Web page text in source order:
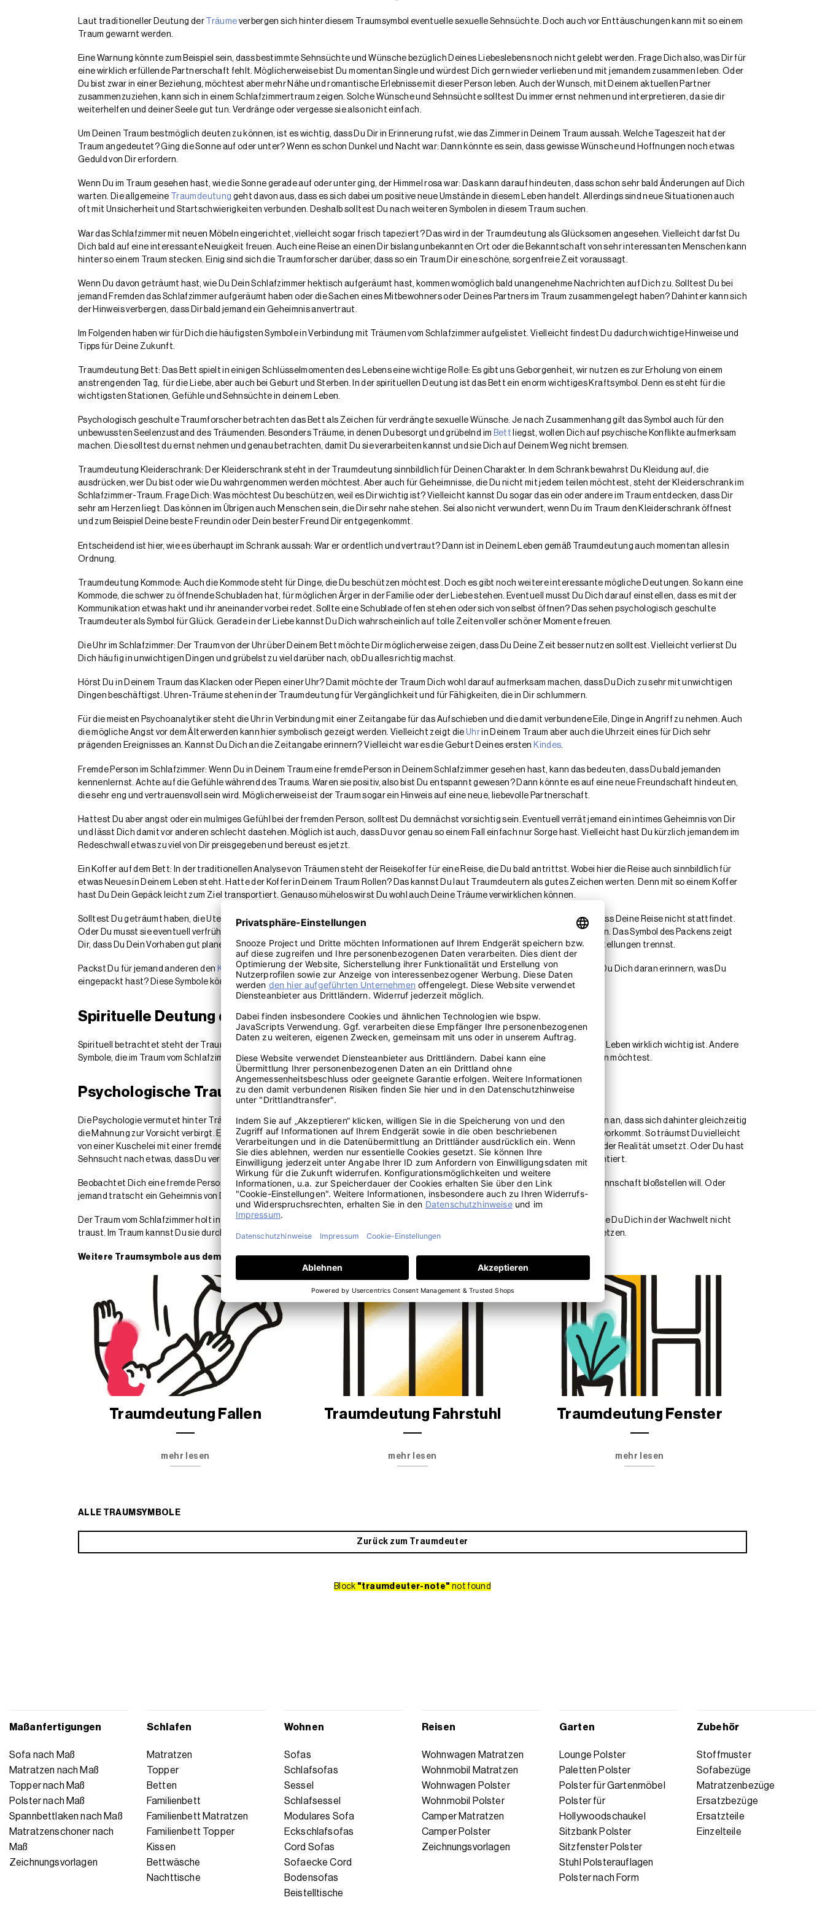
Laut traditioneller Deutung der Träume verbergen sich hinter diesem Traumsymbol eventuelle sexuelle Sehnsüchte. Doch auch vor Enttäuschungen kann mit so einem
Traum gewarnt werden.
Eine Warnung könnte zum Beispiel sein, dass bestimmte Sehnsüchte und Wünsche bezüglich Deines Liebeslebens noch nicht gelebt werden. Frage Dich also, was Dir für
eine wirklich erfüllende Partnerschaft fehlt. Möglicherweise bist Du momentan Single und würdest Dich gern wieder verlieben und mit jemandem zusammen leben. Oder
Du bist zwar in einer Beziehung, möchtest aber mehr Nähe und romantische Erlebnisse mit dieser Person leben. Auch der Wunsch, mit Deinem aktuellen Partner
zusammenzuziehen, kann sich in einem Schlafzimmertraum zeigen. Solche Wünsche und Sehnsüchte solltest Du immer ernst nehmen und interpretieren, da sie dir
weiterhelfen und deiner Seele gut tun. Verdränge oder vergesse sie also nicht einfach.
Um Deinen Traum bestmöglich deuten zu können, ist es wichtig, dass Du Dir in Erinnerung rufst, wie das Zimmer in Deinem Traum aussah. Welche Tageszeit hat der
Traum angedeutet? Ging die Sonne auf oder unter? Wenn es schon Dunkel und Nacht war: Dann könnte es sein, dass gewisse Wünsche und Hoffnungen noch etwas
Geduld von Dir erfordern.
Wenn Du im Traum gesehen hast, wie die Sonne gerade auf oder unter ging, der Himmel rosa war: Das kann darauf hindeuten, dass schon sehr bald Änderungen auf Dich
warten. Die allgemeine
Traumdeutung geht davon aus, dass es sich dabei um positive neue Umstände in diesem Leben handelt. Allerdings sind neue Situationen auch
oft mit Unsicherheit und Startschwierigkeiten verbunden. Deshalb solltest Du nach weiteren Symbolen in diesem Traum suchen.
War das Schlafzimmer mit neuen Möbeln eingerichtet, vielleicht sogar frisch tapeziert? Das wird in der Traumdeutung als Glücksomen angesehen. Vielleicht darfst Du
Dich bald auf eine interessante Neuigkeit freuen. Auch eine Reise an einen Dir bislang unbekannten Ort oder die Bekanntschaft von sehr interessanten Menschen kann
hinter so einem Traum stecken. Einig sind sich die Traumforscher darüber, dass so ein Traum Dir eine schöne, sorgenfreie Zeit voraussagt.
Wenn Du davon geträumt hast, wie Du Dein Schlafzimmer hektisch aufgeräumt hast, kommen womöglich bald unangenehme Nachrichten auf Dich zu. Solltest Du bei
jemand Fremden das Schlafzimmer aufgeräumt haben oder die Sachen eines Mitbewohners oder Deines Partners im Traum zusammengelegt haben? Dahinter kann sich
der Hinweis verbergen, dass Dir bald jemand ein Geheimnis anvertraut.
Im Folgenden haben wir für Dich die häufigsten Symbole in Verbindung mit Träumen vom Schlafzimmer aufgelistet. Vielleicht findest Du dadurch wichtige Hinweise und
Tipps für Deine Zukunft.
Traumdeutung Bett: Das Bett spielt in einigen Schlüsselmomenten des Lebens eine wichtige Rolle: Es gibt uns Geborgenheit, wir nutzen es zur Erholung von einem
anstrengenden Tag, für die Liebe, aber auch bei Geburt und Sterben. In der spirituellen Deutung ist das Bett ein enorm wichtiges Kraftsymbol. Denn es steht für die
wichtigsten Stationen, Gefühle und Sehnsüchte in deinem Leben.
Psychologisch geschulte Traumforscher betrachten das Bett als Zeichen für verdrängte sexuelle Wünsche. Je nach Zusammenhang gilt das Symbol auch für den
unbewussten Seelenzustand des Träumenden. Besonders Träume, in denen Du besorgt und grübelnd im Bett liegst, wollen Dich auf psychische Konflikte aufmerksam
machen. Die solltest du ernst nehmen und genau betrachten, damit Du sie verarbeiten kannst und sie Dich auf Deinem Weg nicht bremsen.
Traumdeutung Kleiderschrank: Der Kleiderschrank steht in der Traumdeutung sinnbildlich für Deinen Charakter. In dem Schrank bewahrst Du Kleidung auf, die
ausdrücken, wer Du bist oder wie Du wahrgenommen werden möchtest. Aber auch für Geheimnisse, die Du nicht mit jedem teilen möchtest, steht der Kleiderschrank im
Schlafzimmer-Traum. Frage Dich: Was möchtest Du beschützen, weil es Dir wichtig ist? Vielleicht kannst Du sogar das ein oder andere im Traum entdecken, dass Dir
sehr am Herzen liegt. Das können im Übrigen auch Menschen sein, die Dir sehr nahe stehen. Sei also nicht verwundert, wenn Du im Traum den Kleiderschrank öffnest
und zum Beispiel Deine beste Freundin oder Dein bester Freund Dir entgegenkommt.
Entscheidend ist hier, wie es überhaupt im Schrank aussah: War er ordentlich und vertraut? Dann ist in Deinem Leben gemäß Traumdeutung auch momentan alles in
Ordnung.
Traumdeutung Kommode: Auch die Kommode steht für Dinge, die Du beschützen möchtest. Doch es gibt noch weitere interessante mögliche Deutungen. So kann eine
Kommode, die schwer zu öffnende Schubladen hat, für möglichen Ärger in der Familie oder der Liebe stehen. Eventuell musst Du Dich darauf einstellen, dass es mit der
Kommunikation etwas hakt und ihr aneinander vorbei redet. Sollte eine Schublade offen stehen oder sich von selbst öffnen? Das sehen psychologisch geschulte
Traumdeuter als Symbol für Glück. Gerade in der Liebe kannst Du Dich wahrscheinlich auf tolle Zeiten voller schöner Momente freuen.
Die Uhr im Schlafzimmer: Der Traum von der Uhr über Deinem Bett möchte Dir möglicherweise zeigen, dass Du Deine Zeit besser nutzen solltest. Vielleicht verlierst Du
Dich häufig in unwichtigen Dingen und grübelst zu viel darüber nach, ob Du alles richtig machst.
Hörst Du in Deinem Traum das Klacken oder Piepen einer Uhr? Damit möchte der Traum Dich wohl darauf aufmerksam machen, dass Du Dich zu sehr mit unwichtigen
Dingen beschäftigst. Uhren-Träume stehen in der Traumdeutung für Vergänglichkeit und für Fähigkeiten, die in Dir schlummern.
Für die meisten Psychoanalytiker steht die Uhr in Verbindung mit einer Zeitangabe für das Aufschieben und die damit verbundene Eile, Dinge in Angriff zu nehmen. Auch
die mögliche Angst vor dem Älterwerden kann hier symbolisch gezeigt werden. Vielleicht zeigt die Uhrin Deinem Traum aber auch die Uhrzeit eines für Dich sehr
prägenden Ereignisses an. Kannst Du Dich an die Zeitangabe erinnern? Vielleicht war es die Geburt Deines ersten Kindes.
Fremde Person im Schlafzimmer: Wenn Du in Deinem Traum eine fremde Person in Deinem Schlafzimmer gesehen hast, kann das bedeuten, dass Du bald jemanden
kennenlernst. Achte auf die Gefühle während des Traums. Waren sie positiv, also bist Du entspannt gewesen? Dann könnte es auf eine neue Freundschaft hindeuten,
die sehr eng und vertrauensvoll sein wird. Möglicherweise ist der Traum sogar ein Hinweis auf eine neue, liebevolle Partnerschaft.
Hattest Du aber angst oder ein mulmiges Gefühl bei der fremden Person, solltest Du demnächst vorsichtig sein. Eventuell verrät jemand ein intimes Geheimnis von Dir
und lässt Dich damit vor anderen schlecht dastehen. Möglich ist auch, dass Du vor genau so einem Fall einfach nur Sorge hast. Vielleicht hast Du kürzlich jemandem im
Redeschwall etwas zu viel von Dir preisgegeben und bereust es jetzt.
Ein Koffer auf dem Bett: In der traditionellen Analyse von Träumen steht der Reisekoffer für eine Reise, die Du bald antrittst. Wobei hier die Reise auch sinnbildlich für
etwas Neues in Deinem Leben steht. Hatte der Koffer in Deinem Traum Rollen? Das kannst Du laut Traumdeutern als gutes Zeichen werten. Denn mit so einem Koffer
hast Du Dein Gepäck leicht zum Ziel transportiert. Genauso mühelos wirst Du wohl auch Deine Träume verwirklichen können.
Solltest Du geträumt haben, die Utensilien und Wäsche vor lauter Zeitdruck nur in den Koffer zu schmeißen? Dann könnte es sein, dass Deine Reise nicht stattfindet.
Oder Du musst sie eventuell verfrüht abbrechen. Wahrscheinlich bereitest Du Dich im Wachleben darauf vor, Altes hinter Dir zu lassen. Das Symbol des Packens zeigt
Dir, dass Du Dein Vorhaben gut planen solltest. Außerdem ist es für einen Neuanfang von Vorteil, wenn Du Dich von belastenden Vorstellungen trennst.
Packst Du für jemand anderen den Koffer ? Dahinter vermuten viele Traumforscher Geheimnisse, die Du bald erfahren wirst. Kannst Du Dich daran erinnern, was Du
eingepackt hast? Diese Symbole können Dir wichtige Hinweise für Deine Zukunft liefern.
Spirituelle Deutung des Traumsymbols Schlafzimmer
Spirituell betrachtet steht der Traum vom Schlafzimmer vor allem für Deine inneren Werte. Der Traum kann Dir also zeigen, was Dir im Leben wirklich wichtig ist. Andere
Symbole, die im Traum vom Schlafzimmer auftauchen, stehen möglicherweise für das, was Du beschützen und in Deinem Leben halten möchtest.
Psychologische Traumdeutung Schlafzimmer
Die Psychologie vermutet hinter Träumen vom Schlafzimmer vor allem Wünsche, die Deine Sexualität betreffen. Psychologen nehmen an, dass sich dahinter gleichzeitig
die Mahnung zur Vorsicht verbirgt. Ein klares Indiz wäre dafür zum Beispiel ein Schlafzimmer, in dem die Farbe Rot oder eine Schlange vorkommt. So träumst Du vielleicht
von einer Kuschelei mit einer fremden Person, die zwar aufregend und sinnlich ist, Dir aber Probleme bereiten könnte, wenn Du das in der Realität umsetzt. Oder Du hast
Sehnsucht nach etwas, dass Du verdrängst. In einem Schlafzimmertraum wirst Du damit dann von Deinem Unterbewusstsein konfrontiert.
Beobachtet Dich eine fremde Person, die neben Deinem Bett steht? Das kann bedeuten, dass Dich bald jemand vor versammelter Mannschaft bloßstellen will. Oder
jemand tratscht ein Geheimnis von Dir weiter, dass Dich in eine unangenehme Lage bringt.
Der Traum vom Schlafzimmer holt intime Wünsche und Sehnsüchte des Träumers an die Oberfläche. Das können Situationen sein, die Du Dich in der Wachwelt nicht
traust. Im Traum kannst Du sie durchspielen und Dich ohne etwas Schlimmes zu befürchten mit den möglichen Folgen auseinandersetzen.
Weitere Traumsymbole aus dem Traumdeuter
Traumdeutung Fallen
mehr lesen
Traumdeutung Fahrstuhl
mehr lesen
Traumdeutung Fenster
mehr lesen
ALLE TRAUMSYMBOLE
Zurück zum Traumdeuter
Block "traumdeuter-note" not found
Maßanfertigungen
Sofa nach Maß
Matratzen nach Maß
Topper nach Maß
Polster nach Maß
Spannbettlaken nach Maß
Matratzenschoner nach
Maß
Zeichnungsvorlagen
Schlafen
Matratzen
Topper
Betten
Familienbett
Familienbett Matratzen
Familienbett Topper
Kissen
Bettwäsche
Nachttische
Wohnen
Sofas
Schlafsofas
Sessel
Schlafsessel
Modulares Sofa
Eckschlafsofas
Cord Sofas
Sofaecke Cord
Bodensofas
Beistelltische
Reisen
Wohnwagen Matratzen
Wohnmobil Matratzen
Wohnwagen Polster
Wohnmobil Polster
Camper Matratzen
Camper Polster
Zeichnungsvorlagen
Garten
Lounge Polster
Paletten Polster
Polster für Gartenmöbel
Polster für
Hollywoodschaukel
Sitzbank Polster
Sitzfenster Polster
Stuhl Polsterauflagen
Polster nach Form
Zubehör
Stoffmuster
Sofabezüge
Matratzenbezüge
Ersatzbezüge
Ersatzteile
Einzelteile